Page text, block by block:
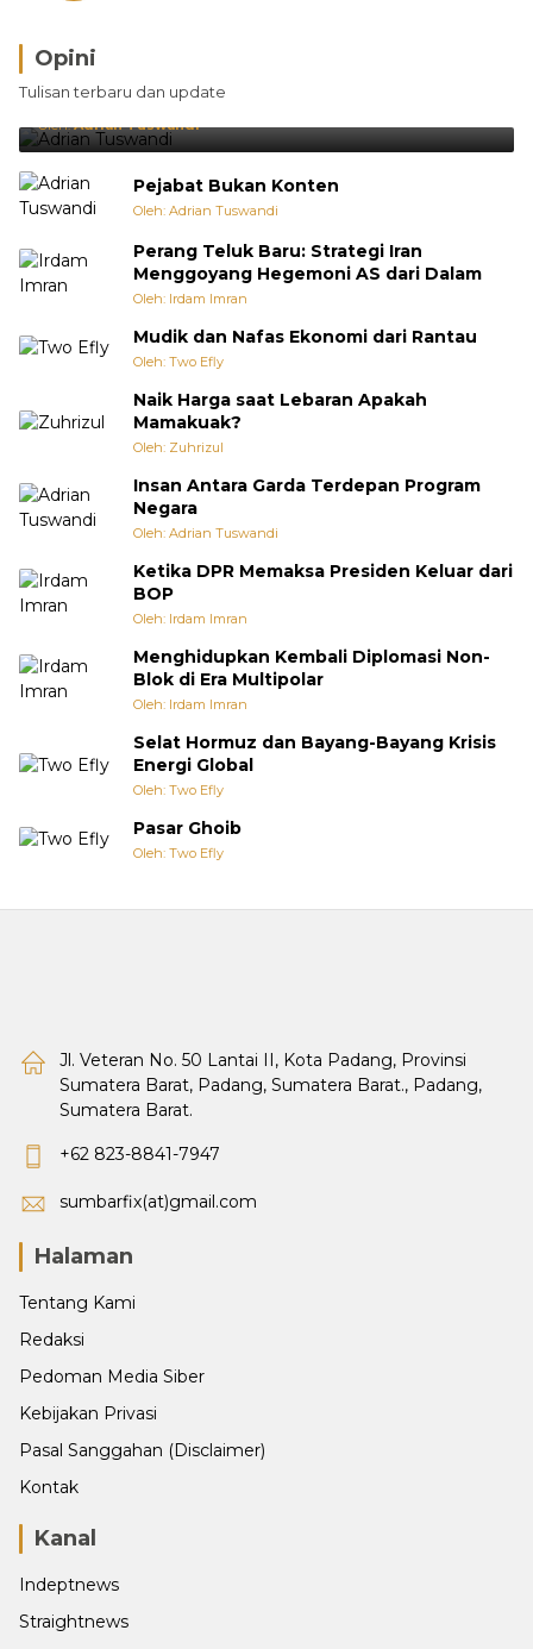
Opini
Tulisan terbaru dan update
Brasil Lebih Diunggulkan, tetapi Jepang Selalu
Punya Cara Membuat Kejutan
Oleh:Adrian Tuswandi
Pejabat Bukan Konten
Oleh: Adrian Tuswandi
Perang Teluk Baru: Strategi Iran
Menggoyang Hegemoni AS dari Dalam
Oleh: Irdam Imran
Mudik dan Nafas Ekonomi dari Rantau
Oleh: Two Efly
Naik Harga saat Lebaran Apakah
Mamakuak?
Oleh: Zuhrizul
Insan Antara Garda Terdepan Program
Negara
Oleh: Adrian Tuswandi
Ketika DPR Memaksa Presiden Keluar dari
BOP
Oleh: Irdam Imran
Menghidupkan Kembali Diplomasi Non-
Blok di Era Multipolar
Oleh: Irdam Imran
Selat Hormuz dan Bayang-Bayang Krisis
Energi Global
Oleh: Two Efly
Pasar Ghoib
Oleh: Two Efly
Jl. Veteran No. 50 Lantai II, Kota Padang, Provinsi
Sumatera Barat, Padang, Sumatera Barat., Padang,
Sumatera Barat.
+62 823-8841-7947
sumbarfix(at)gmail.com
Halaman
Tentang Kami
Redaksi
Pedoman Media Siber
Kebijakan Privasi
Pasal Sanggahan (Disclaimer)
Kontak
Kanal
Indeptnews
Straightnews